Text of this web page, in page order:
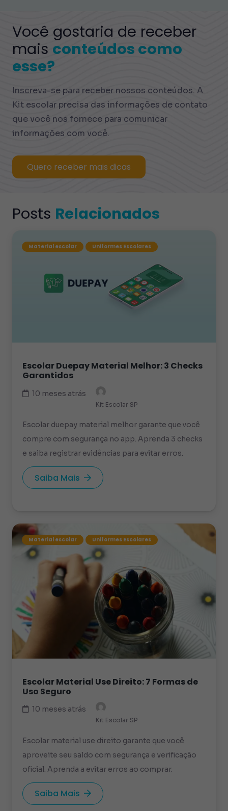
Você gostaria de receber
mais conteúdos como
esse?
Inscreva-se para receber nossos conteúdos. A
Kit escolar precisa das informações de contato
que você nos fornece para comunicar
informações com você.
Quero receber mais dicas
Posts Relacionados
Material escolar Uniformes Escolares
Escolar Duepay Material Melhor: 3 Checks
Garantidos
10 meses atrás
Kit Escolar SP
Escolar duepay material melhor garante que você
compre com segurança no app. Aprenda 3 checks
e saiba registrar evidências para evitar erros.
Saiba Mais
Material escolar Uniformes Escolares
Escolar Material Use Direito: 7 Formas de
Uso Seguro
10 meses atrás
Kit Escolar SP
Escolar material use direito garante que você
aproveite seu saldo com segurança e verificação
oficial. Aprenda a evitar erros ao comprar.
Saiba Mais